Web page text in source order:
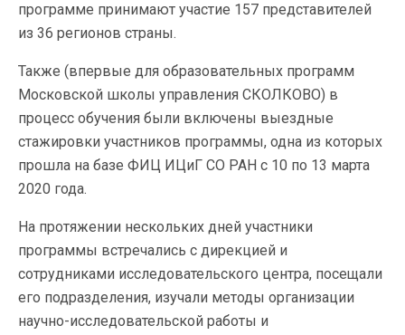
программе принимают участие 157 представителей
из 36 регионов страны.
Также (впервые для образовательных программ
Московской школы управления СКОЛКОВО) в
процесс обучения были включены выездные
стажировки участников программы, одна из которых
прошла на базе ФИЦ ИЦиГ СО РАН с 10 по 13 марта
2020 года.
На протяжении нескольких дней участники
программы встречались с дирекцией и
сотрудниками исследовательского центра, посещали
его подразделения, изучали методы организации
научно-исследовательской работы и